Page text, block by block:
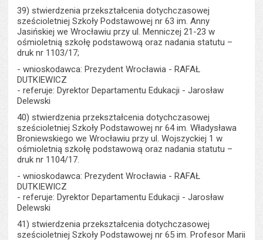
39) stwierdzenia przekształcenia dotychczasowej
sześcioletniej Szkoły Podstawowej nr 63 im. Anny
Jasińskiej we Wrocławiu przy ul. Menniczej 21-23 w
ośmioletnią szkołę podstawową oraz nadania statutu –
druk nr 1103/17;
- wnioskodawca: Prezydent Wrocławia - RAFAŁ
DUTKIEWICZ
- referuje: Dyrektor Departamentu Edukacji - Jarosław
Delewski
40) stwierdzenia przekształcenia dotychczasowej
sześcioletniej Szkoły Podstawowej nr 64 im. Władysława
Broniewskiego we Wrocławiu przy ul. Wojszyckiej 1 w
ośmioletnią szkołę podstawową oraz nadania statutu –
druk nr 1104/17.
- wnioskodawca: Prezydent Wrocławia - RAFAŁ
DUTKIEWICZ
- referuje: Dyrektor Departamentu Edukacji - Jarosław
Delewski
41) stwierdzenia przekształcenia dotychczasowej
sześcioletniej Szkoły Podstawowej nr 65 im. Profesor Marii